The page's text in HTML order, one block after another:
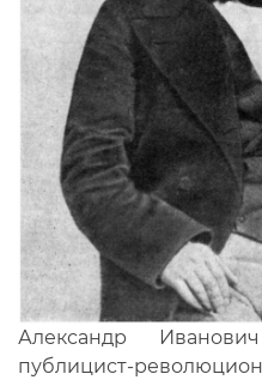
Александр
публицист-